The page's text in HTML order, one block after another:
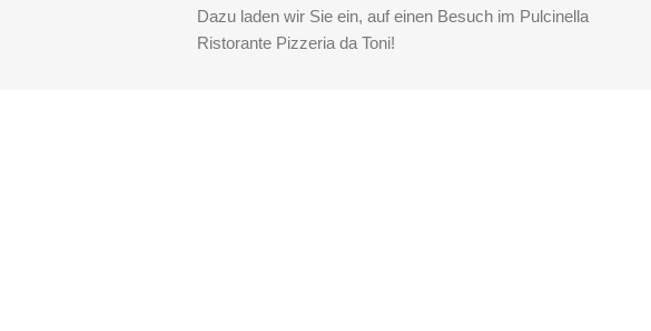
Dazu laden wir Sie ein, auf einen Besuch im Pulcinella
Ristorante Pizzeria da Toni!